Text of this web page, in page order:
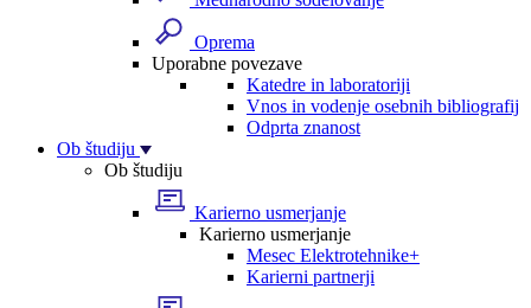
Oprema
Uporabne povezave
Katedre in laboratoriji
Vnos in vodenje osebnih bibliografij
Odprta znanost
Ob študiju
Ob študiju
Karierno usmerjanje
Karierno usmerjanje
Mesec Elektrotehnike+
Karierni partnerji